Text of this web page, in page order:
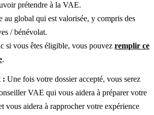
prétendre à la VAE.
au global qui est valorisée, y compris des
/ bénévolat.
si vous êtes éligible, vous pouvez remplir ce
.
: Une fois votre dossier accepté, vous serez
VAE qui vous aidera à préparer votre
vous aidera à rapprocher votre expérience